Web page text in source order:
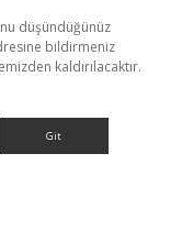
düşündüğünüz
bildirmeniz
kaldırılacaktır.